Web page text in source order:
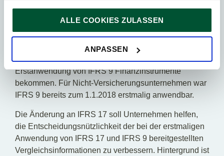
speichern, wenn diese für den Betrieb unserer Website
unbedingt notwendig sind. Für alle anderen Cookie-Typen
ersuchen wir um Ihre Einwilligung.
Sie können Ihre Einwilligung jederzeit in der
ALLE COOKIES ZULASSEN
ANPASSEN
Änderungen an IFRS 17: Erstmalige
Anwendung von IFRS 17 und IFRS 9 –
Vergleichsinformationen
Versicherungsunternehmen hatten bis zur
Erstanwendung von IFRS 17 einen Aufschub der
Erstanwendung von IFRS 9 Finanzinstrumente
bekommen. Für Nicht-Versicherungsunternehmen war
IFRS 9 bereits zum 1.1.2018 erstmalig anwendbar.
Die Änderung an IFRS 17 soll Unternehmen helfen,
die Entscheidungsnützlichkeit der bei der erstmaligen
Anwendung von IFRS 17 und IFRS 9 bereitgestellten
Vergleichsinformationen zu verbessern. Hintergrund ist